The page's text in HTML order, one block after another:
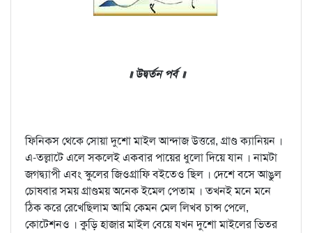
॥ উদ্বর্তন পর্ব ॥
ফিনিকস থেকে সোয়া দুশো মাইল আন্দাজ উত্তরে, গ্রাণ্ড ক্যানিয়ন ।
এ-তল্লাটে এলে সকলেই একবার পায়ের ধুলো দিয়ে যান । নামটা
জগদ্ব্যাপী এবং স্কুলের জিওগ্রাফি বইতেও ছিল । দেশে বসে আঙুল
চোষবার সময় গ্রাণ্ডময় অনেক ইমেল পেতাম । তখনই মনে মনে
ঠিক করে রেখেছিলাম আমি কেমন মেল লিখব চান্স পেলে,
কোটেশনও । কুড়ি হাজার মাইল বেয়ে যখন দুশো মাইলের ভিতর